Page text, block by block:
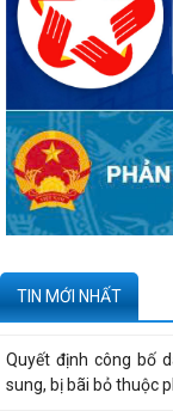
TIN MỚI NHẤT
vào kinh doanh - Văn
270 căn nhà ở
Nguyên đủ điều kiện
Công bố danh mục
bị bãi bỏ thuộc phạm
Kê khai giá hàng
Công ty TNHH ống
Tạm thời chưa trả
Quyết định công bố
sung, bị bãi bỏ thuộc